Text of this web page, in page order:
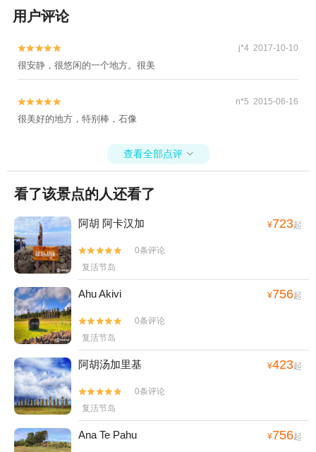
用户评论

 j*4 2017-10-10
很安静，很悠闲的一个地方。很美

 n*5 2015-06-16
很美好的地方，特别棒，石像
查看全部点评 
看了该景点的人还看了
阿胡 阿卡汉加 ¥723起


0条评论
复活节岛
Ahu Akivi ¥756起


0条评论
复活节岛
阿胡汤加里基 ¥423起


0条评论
复活节岛
Ana Te Pahu ¥756起